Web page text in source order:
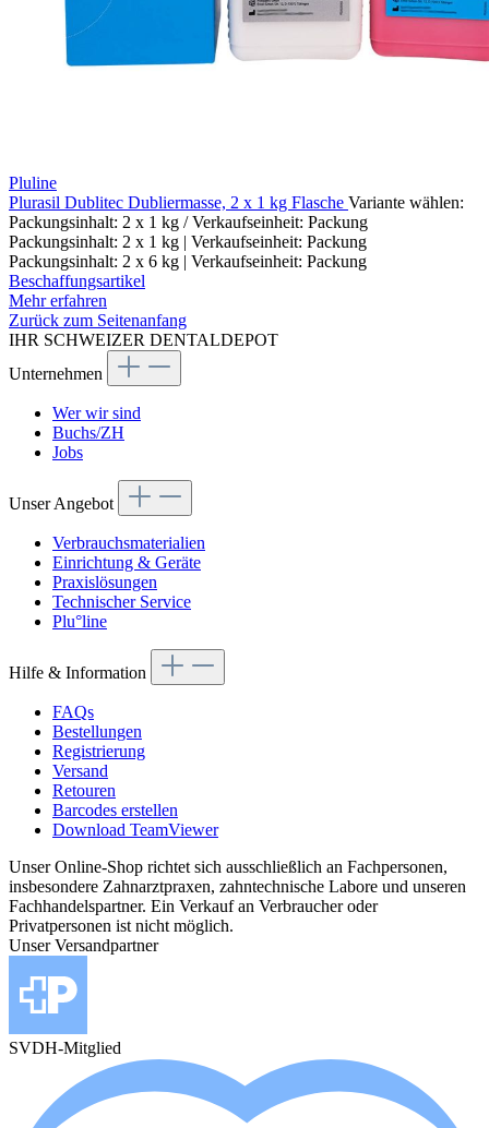
Pluline
Plurasil Dublitec Dubliermasse, 2 x 1 kg Flasche Variante wählen:
Packungsinhalt: 2 x 1 kg / Verkaufseinheit: Packung
Packungsinhalt: 2 x 1 kg | Verkaufseinheit: Packung
Packungsinhalt: 2 x 6 kg | Verkaufseinheit: Packung
Beschaffungsartikel
Mehr erfahren
Zurück zum Seitenanfang
IHR SCHWEIZER DENTALDEPOT
Unternehmen
Wer wir sind
Buchs/ZH
Jobs
Unser Angebot
Verbrauchsmaterialien
Einrichtung & Geräte
Praxislösungen
Technischer Service
Plu°line
Hilfe & Information
FAQs
Bestellungen
Registrierung
Versand
Retouren
Barcodes erstellen
Download TeamViewer
Unser Online-Shop richtet sich ausschließlich an Fachpersonen,
insbesondere Zahnarztpraxen, zahntechnische Labore und unseren
Fachhandelspartner. Ein Verkauf an Verbraucher oder
Privatpersonen ist nicht möglich.
Unser Versandpartner
SVDH-Mitglied